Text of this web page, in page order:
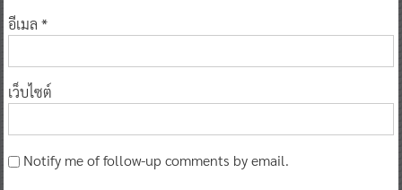
อีเมล *
เว็บไซต์
Notify me of follow-up comments by email.